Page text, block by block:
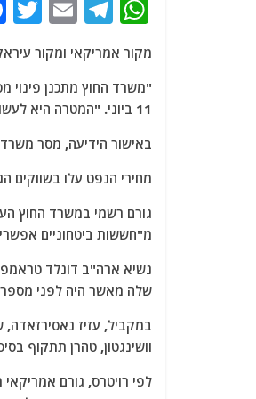
W
at
s
A
p
p
T
e
g
ra
m
E
ai
l
מקור אמריקאי ומקור
"משרד החוץ מתכנן פינוי
11 ביוני. "המטרה היא לעשות זאת באמצעים מסחריים, אך כוחות צבא ארה"ב מוכנים לסייע במידת הצורך".
באישור הידיעה, מסר משרד
מחירי הנפט עלו בשווקים
גורם רשמי במשרד החוץ
מ"חששות ביטחוניים
נשיא ארה"ב דונלד טראמפ
שלה מאשר היה לפני מספר
במקביל, עזיז
וושינגטון, טהרן תתקוף
לפי רויטרס, גורם